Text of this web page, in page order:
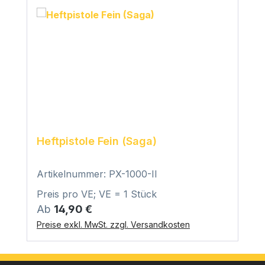
Heftpistole Fein (Saga)
Artikelnummer: PX-1000-II
Preis pro VE; VE = 1 Stück
Regulärer Preis:
Ab 14,90 €
Preise exkl. MwSt. zzgl. Versandkosten